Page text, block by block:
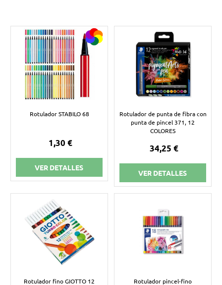
Rotulador STABILO 68
1,30 €
VER DETALLES
Rotulador de punta de fibra con
punta de pincel 371, 12
COLORES
34,25 €
VER DETALLES
Rotulador fino GIOTTO 12 Rotulador pincel-fino